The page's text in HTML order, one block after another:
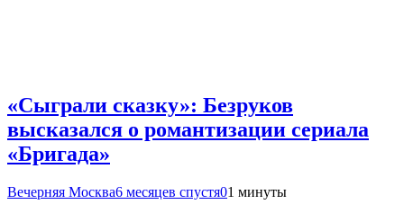
«Сыграли сказку»: Безруков
высказался о романтизации сериала
«Бригада»
Вечерняя Москва6 месяцев спустя01 минуты